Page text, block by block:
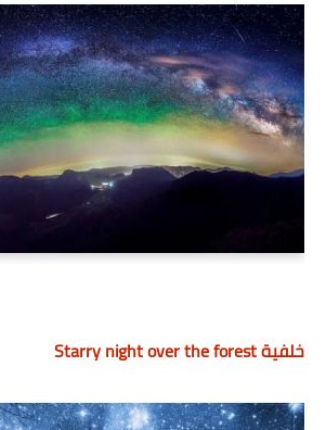
خلفية Starry night over the forest